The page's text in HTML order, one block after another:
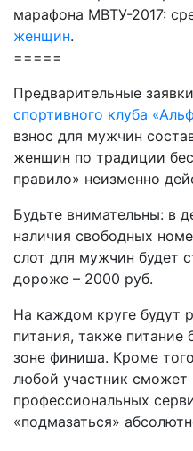
марафона МВТУ-2017:
женщин.
=====
Предварительные
спортивного клуба
взнос для мужчин
женщин по традиции
правило» неизменно
Будьте внимательны: в
наличия свободных
слот для мужчин будет
дороже – 2000 руб.
На каждом круге будут
питания, также питание
зоне финиша. Кроме
любой участник сможет
профессиональных
«подмазаться»